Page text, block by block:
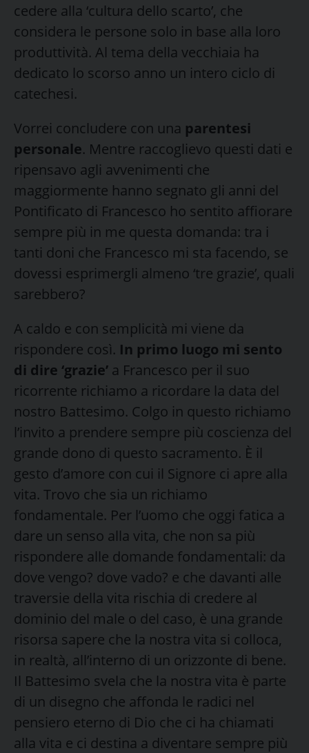
cedere alla ‘cultura dello scarto’, che
considera le persone solo in base alla loro
produttività. Al tema della vecchiaia ha
dedicato lo scorso anno un intero ciclo di
catechesi.
Vorrei concludere con una parentesi
personale. Mentre raccoglievo questi dati e
ripensavo agli avvenimenti che
maggiormente hanno segnato gli anni del
Pontificato di Francesco ho sentito affiorare
sempre più in me questa domanda: tra i
tanti doni che Francesco mi sta facendo, se
dovessi esprimergli almeno ‘tre grazie’, quali
sarebbero?
A caldo e con semplicità mi viene da
rispondere così. In primo luogo mi sento
di dire ‘grazie’ a Francesco per il suo
ricorrente richiamo a ricordare la data del
nostro Battesimo. Colgo in questo richiamo
l’invito a prendere sempre più coscienza del
grande dono di questo sacramento. È il
gesto d’amore con cui il Signore ci apre alla
vita. Trovo che sia un richiamo
fondamentale. Per l’uomo che oggi fatica a
dare un senso alla vita, che non sa più
rispondere alle domande fondamentali: da
dove vengo? dove vado? e che davanti alle
traversie della vita rischia di credere al
dominio del male o del caso, è una grande
risorsa sapere che la nostra vita si colloca,
in realtà, all’interno di un orizzonte di bene.
Il Battesimo svela che la nostra vita è parte
di un disegno che affonda le radici nel
pensiero eterno di Dio che ci ha chiamati
alla vita e ci destina a diventare sempre più